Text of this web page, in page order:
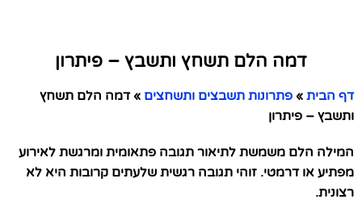
דמה הלם תשחץ ותשבץ – פיתרון
דף הבית » פתרונות תשבצים ותשחצים » דמה הלם תשחץ
ותשבץ – פיתרון
המילה הלם משמשת לתיאור תגובה פתאומית ומרגשת לאירוע
מפתיע או דרמטי. זוהי תגובה רגשית שלעתים קרובות היא לא
רצונית.